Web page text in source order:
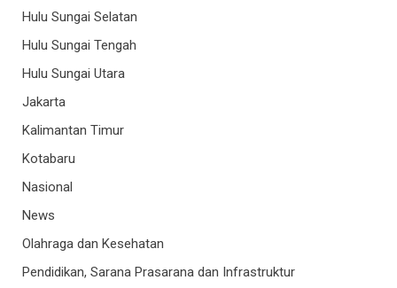
Hulu Sungai Selatan
Hulu Sungai Tengah
Hulu Sungai Utara
Jakarta
Kalimantan Timur
Kotabaru
Nasional
News
Olahraga dan Kesehatan
Pendidikan, Sarana Prasarana dan Infrastruktur